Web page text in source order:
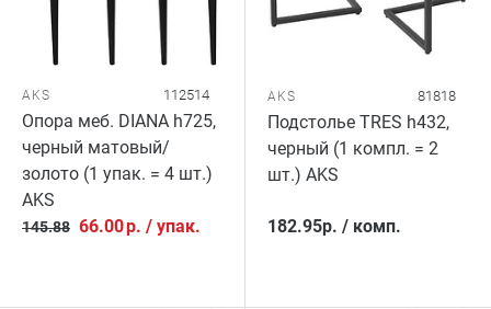
AKS 112514
Опора меб. DIANA h725,
черный матовый/
золото (1 упак. = 4 шт.)
AKS
145.88 66.00р. / упак.
AKS 81818
Подстолье TRES h432,
черный (1 компл. = 2
шт.) AKS
182.95р. / комп.